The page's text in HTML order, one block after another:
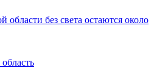
области без света остаются около